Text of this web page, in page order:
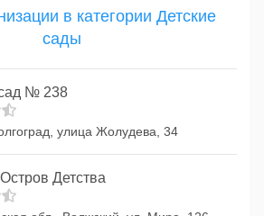
в категории Детские
сады
№ 238
улица Жолудева, 34
Детства